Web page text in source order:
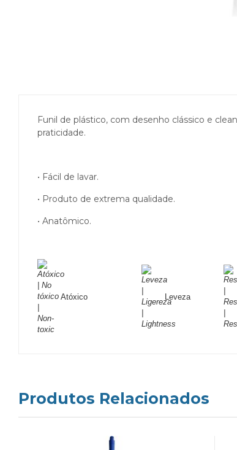
Funil de plástico, com desenho clássico e
praticidade.
• Fácil de lavar.
• Produto de extrema qualidade.
• Anatômico.
Atóxico Leveza
Produtos Relacionados